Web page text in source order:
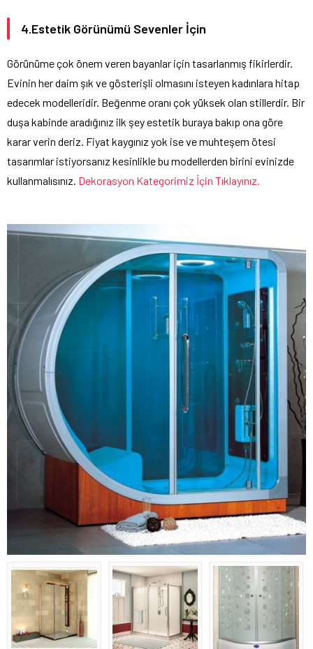
4.Estetik Görünümü Sevenler İçin
Görünüme çok önem veren bayanlar için tasarlanmış fikirlerdir.
Evinin her daim şık ve gösterişli olmasını isteyen kadınlara hitap
edecek modelleridir. Beğenme oranı çok yüksek olan stillerdir. Bir
duşa kabinde aradığınız ilk şey estetik buraya bakıp ona göre
karar verin deriz. Fiyat kaygınız yok ise ve muhteşem ötesi
tasarımlar istiyorsanız kesinlikle bu modellerden birini evinizde
kullanmalısınız. Dekorasyon Kategorimiz İçin Tıklayınız.